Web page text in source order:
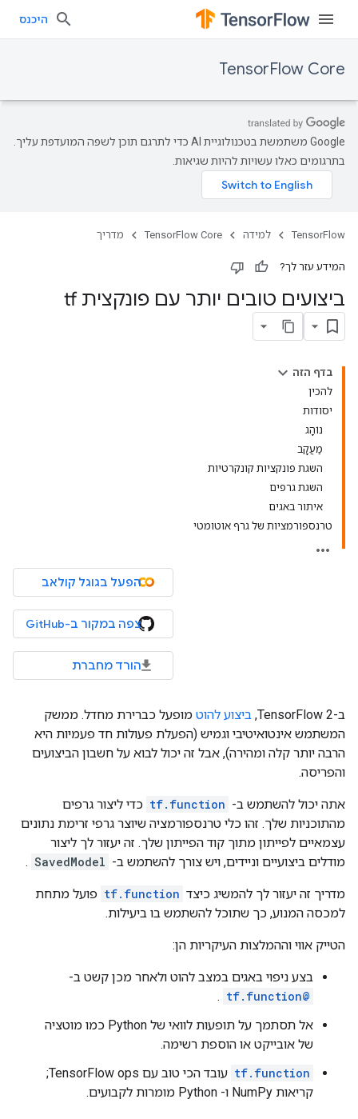
היכנס
TensorFlow Core
‫Google משתמשת בטכנולוגיית AI כדי לתרגם תוכן לשפה המועדפת עליך.
בתרגומים כאלו עשויות להיות שגיאות.
TensorFlow למידה TensorFlow Core מדריך
המידע עזר לך?
ביצועים טובים יותר עם פונקצית tf
בדף הזה
להכין
יסודות
נוֹהָג
מַעֲקָב
השגת פונקציות קונקרטיות
השגת גרפים
איתור באגים
טרנספורמציות של גרף אוטומטי
הפעל בגוגל קולאב
צפה במקור ב-GitHub
הורד מחברת
ב-TensorFlow 2, ביצוע להוט מופעל כברירת מחדל. ממשק
המשתמש אינטואיטיבי וגמיש (הפעלת פעולות חד פעמיות היא
הרבה יותר קלה ומהירה), אבל זה יכול לבוא על חשבון הביצועים
והפריסה.
אתה יכול להשתמש ב- tf.function כדי ליצור גרפים
מהתוכניות שלך. זהו כלי טרנספורמציה שיוצר גרפי זרימת נתונים
עצמאיים לפייתון מתוך קוד הפייתון שלך. זה יעזור לך ליצור
מודלים ביצועיים וניידים, ויש צורך להשתמש ב- SavedModel
.
מדריך זה יעזור לך להמשיג כיצד tf.function פועל מתחת
למכסה המנוע, כך שתוכל להשתמש בו ביעילות.
הטייק אווי וההמלצות העיקריות הן:
בצע ניפוי באגים במצב להוט ולאחר מכן קשט ב-
@tf.function
.
אל תסתמך על תופעות לוואי של Python כמו מוטציה
של אובייקט או הוספת רשימה.
tf.function
עובד הכי טוב עם TensorFlow ops;
קריאות NumPy ו- ​​Python מומרות לקבועים.